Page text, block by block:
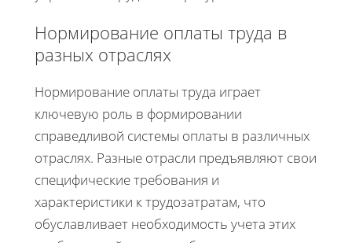
Нормирование оплаты труда в
разных отраслях
Нормирование оплаты труда играет
ключевую роль в формировании
справедливой системы оплаты в различных
отраслях. Разные отрасли предъявляют свои
специфические требования и
характеристики к трудозатратам, что
обуславливает необходимость учета этих